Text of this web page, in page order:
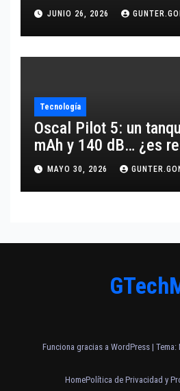
JUNIO 26, 2026
Tecnología
Oscal Pilot 5: un
mAh y 140 dB… ¿es
MAYO 30, 2026
Funciona gracias a WordPress | Tema:
HomePolítica de Privacidad y